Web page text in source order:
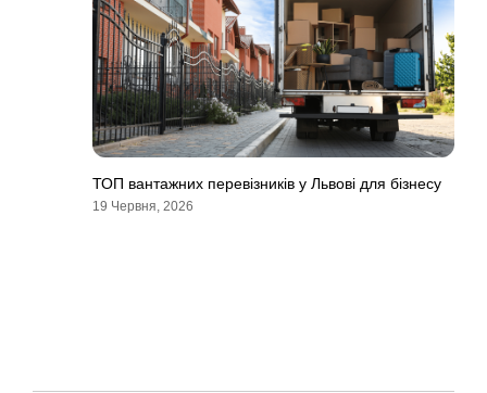
ТОП вантажних перевізників у Львові для бізнесу
19 Червня, 2026